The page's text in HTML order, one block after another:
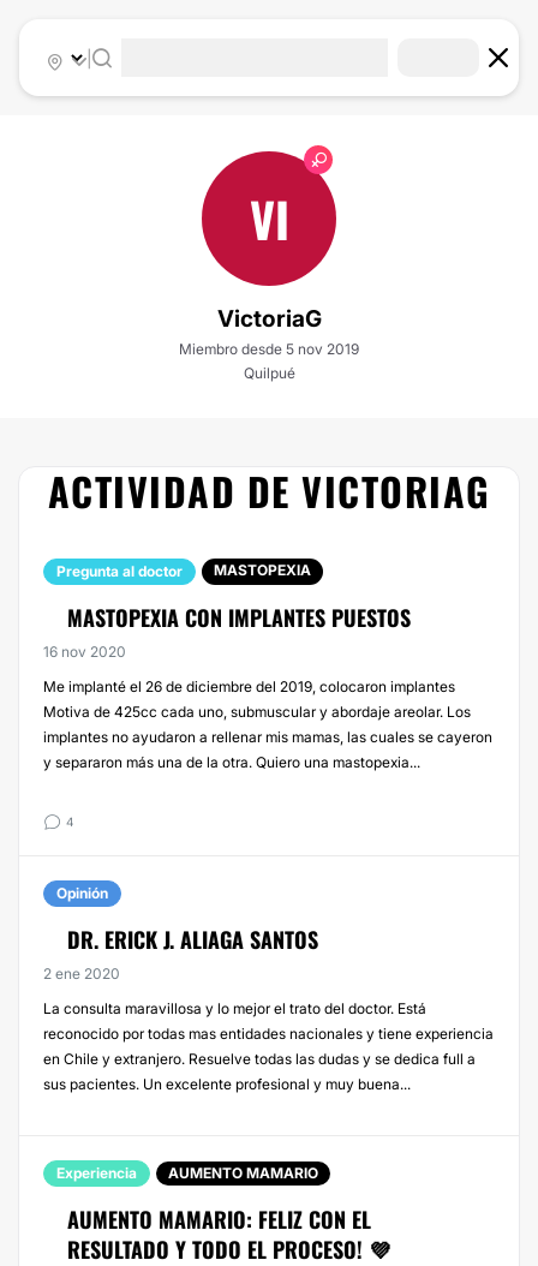
|
VI
VictoriaG
Miembro desde 5 nov 2019
Quilpué
ACTIVIDAD DE VICTORIAG
Pregunta al doctor MASTOPEXIA
MASTOPEXIA CON IMPLANTES PUESTOS
16 nov 2020
Me implanté el 26 de diciembre del 2019, colocaron implantes
Motiva de 425cc cada uno, submuscular y abordaje areolar. Los
implantes no ayudaron a rellenar mis mamas, las cuales se cayeron
y separaron más una de la otra. Quiero una mastopexia...
4
Opinión
DR. ERICK J. ALIAGA SANTOS
2 ene 2020
La consulta maravillosa y lo mejor el trato del doctor. Está
reconocido por todas mas entidades nacionales y tiene experiencia
en Chile y extranjero. Resuelve todas las dudas y se dedica full a
sus pacientes. Un excelente profesional y muy buena...
Experiencia AUMENTO MAMARIO
AUMENTO MAMARIO: FELIZ CON EL
RESULTADO Y TODO EL PROCESO! 💜